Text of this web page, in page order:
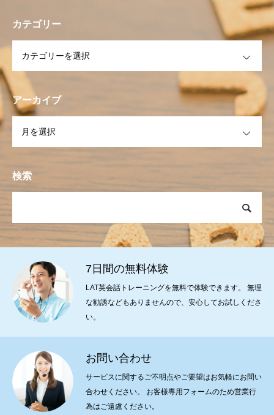
カテゴリー
アーカイブ
検索
7日間の無料体験
LAT英会話トレーニングを無料で体験できます。 無理
な勧誘などもありませんので、安心してお試しくださ
い。
お問い合わせ
サービスに関するご不明点やご要望はお気軽にお問い
合わせください。 お客様専用フォームのため営業行
為はご遠慮ください。